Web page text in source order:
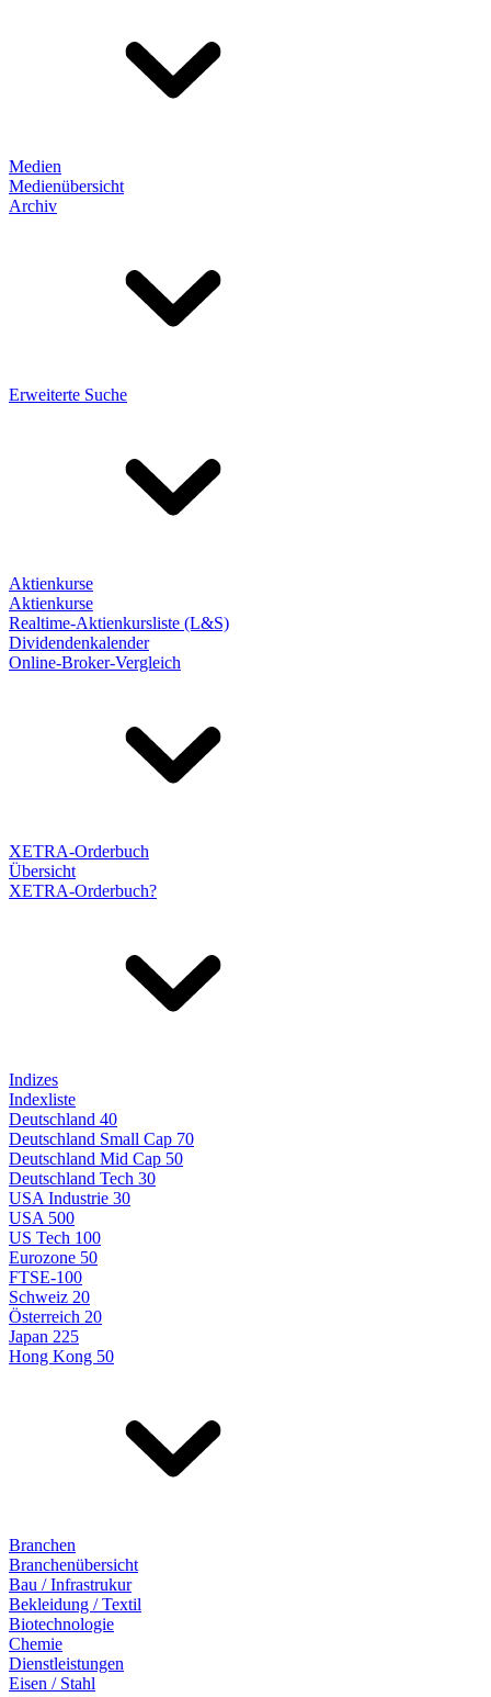
Medien
Medienübersicht
Archiv
Erweiterte Suche
Aktienkurse
Aktienkurse
Realtime-Aktienkursliste (L&S)
Dividendenkalender
Online-Broker-Vergleich
XETRA-Orderbuch
Übersicht
XETRA-Orderbuch?
Indizes
Indexliste
Deutschland 40
Deutschland Small Cap 70
Deutschland Mid Cap 50
Deutschland Tech 30
USA Industrie 30
USA 500
US Tech 100
Eurozone 50
FTSE-100
Schweiz 20
Österreich 20
Japan 225
Hong Kong 50
Branchen
Branchenübersicht
Bau / Infrastrukur
Bekleidung / Textil
Biotechnologie
Chemie
Dienstleistungen
Eisen / Stahl